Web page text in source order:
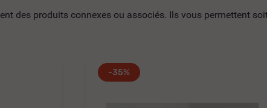
des produits connexes ou associés. Ils vous permettent
-35%